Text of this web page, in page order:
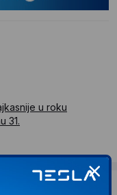
u roku
31.